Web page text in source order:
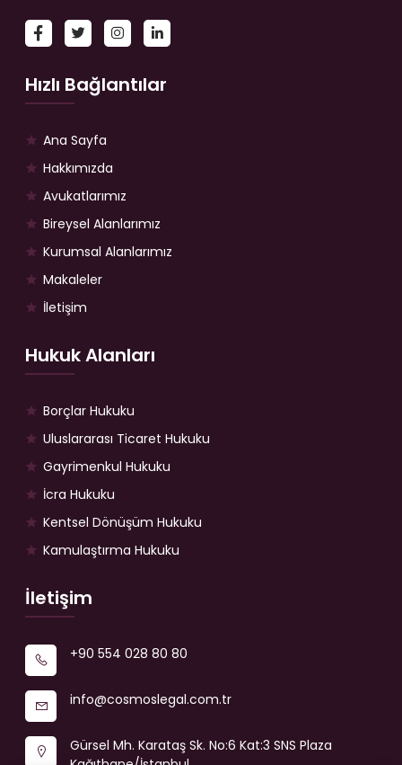
Hızlı Bağlantılar
Ana Sayfa
Hakkımızda
Avukatlarımız
Bireysel Alanlarımız
Kurumsal Alanlarımız
Makaleler
İletişim
Hukuk Alanları
Borçlar Hukuku
Uluslararası Ticaret Hukuku
Gayrimenkul Hukuku
İcra Hukuku
Kentsel Dönüşüm Hukuku
Kamulaştırma Hukuku
İletişim
+90 554 028 80 80
info@cosmoslegal.com.tr
Gürsel Mh. Karataş Sk. No:6 Kat:3 SNS Plaza